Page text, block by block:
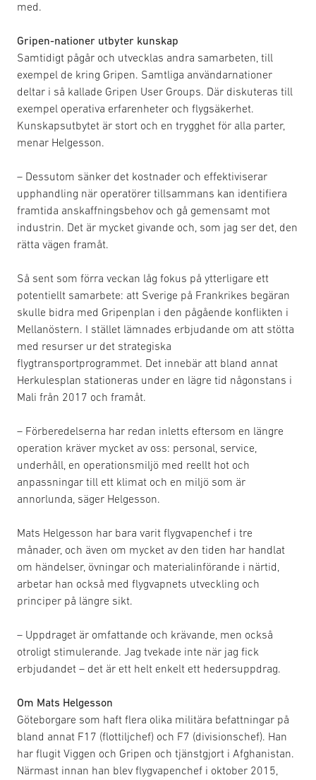
med.
Gripen-nationer utbyter kunskap
Samtidigt pågår och utvecklas andra samarbeten, till
exempel de kring Gripen. Samtliga användarnationer
deltar i så kallade Gripen User Groups. Där diskuteras till
exempel operativa erfarenheter och flygsäkerhet.
Kunskapsutbytet är stort och en trygghet för alla parter,
menar Helgesson.
– Dessutom sänker det kostnader och effektiviserar
upphandling när operatörer tillsammans kan identifiera
framtida anskaffningsbehov och gå gemensamt mot
industrin. Det är mycket givande och, som jag ser det, den
rätta vägen framåt.
Så sent som förra veckan låg fokus på ytterligare ett
potentiellt samarbete: att Sverige på Frankrikes begäran
skulle bidra med Gripenplan i den pågående konflikten i
Mellanöstern. I stället lämnades erbjudande om att stötta
med resurser ur det strategiska
flygtransportprogrammet. Det innebär att bland annat
Herkulesplan stationeras under en lägre tid någonstans i
Mali från 2017 och framåt.
– Förberedelserna har redan inletts eftersom en längre
operation kräver mycket av oss: personal, service,
underhåll, en operationsmiljö med reellt hot och
anpassningar till ett klimat och en miljö som är
annorlunda, säger Helgesson.
Mats Helgesson har bara varit flygvapenchef i tre
månader, och även om mycket av den tiden har handlat
om händelser, övningar och materialinförande i närtid,
arbetar han också med flygvapnets utveckling och
principer på längre sikt.
– Uppdraget är omfattande och krävande, men också
otroligt stimulerande. Jag tvekade inte när jag fick
erbjudandet – det är ett helt enkelt ett hedersuppdrag.
Om Mats Helgesson
Göteborgare som haft flera olika militära befattningar på
bland annat F17 (flottiljchef) och F7 (divisionschef). Han
har flugit Viggen och Gripen och tjänstgjort i Afghanistan.
Närmast innan han blev flygvapenchef i oktober 2015,